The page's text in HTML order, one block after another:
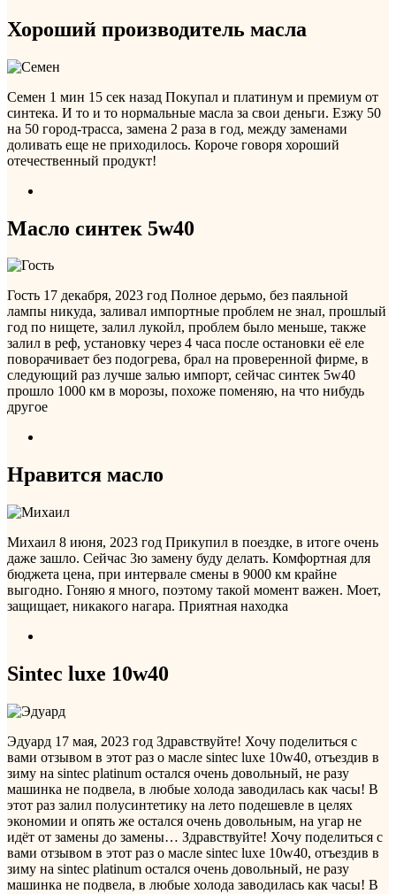
Хороший производитель масла
Семен 1 мин 15 сек назад Покупал и платинум и премиум от
синтека. И то и то нормальные масла за свои деньги. Езжу 50
на 50 город-трасса, замена 2 раза в год, между заменами
доливать еще не приходилось. Короче говоря хороший
отечественный продукт!
Масло синтек 5w40
Гость 17 декабря, 2023 год Полное дерьмо, без паяльной
лампы никуда, заливал импортные проблем не знал, прошлый
год по нищете, залил лукойл, проблем было меньше, также
залил в реф, установку через 4 часа после остановки её еле
поворачивает без подогрева, брал на проверенной фирме, в
следующий раз лучше залью импорт, сейчас синтек 5w40
прошло 1000 км в морозы, похоже поменяю, на что нибудь
другое
Нравится масло
Михаил 8 июня, 2023 год Прикупил в поездке, в итоге очень
даже зашло. Сейчас 3ю замену буду делать. Комфортная для
бюджета цена, при интервале смены в 9000 км крайне
выгодно. Гоняю я много, поэтому такой момент важен. Моет,
защищает, никакого нагара. Приятная находка
Sintec luxe 10w40
Эдуард 17 мая, 2023 год Здравствуйте! Хочу поделиться с
вами отзывом в этот раз о масле sintec luxe 10w40, отъездив в
зиму на sintec platinum остался очень довольный, не разу
машинка не подвела, в любые холода заводилась как часы! В
этот раз залил полусинтетику на лето подешевле в целях
экономии и опять же остался очень довольным, на угар не
идёт от замены до замены… Здравствуйте! Хочу поделиться с
вами отзывом в этот раз о масле sintec luxe 10w40, отъездив в
зиму на sintec platinum остался очень довольный, не разу
машинка не подвела, в любые холода заводилась как часы! В